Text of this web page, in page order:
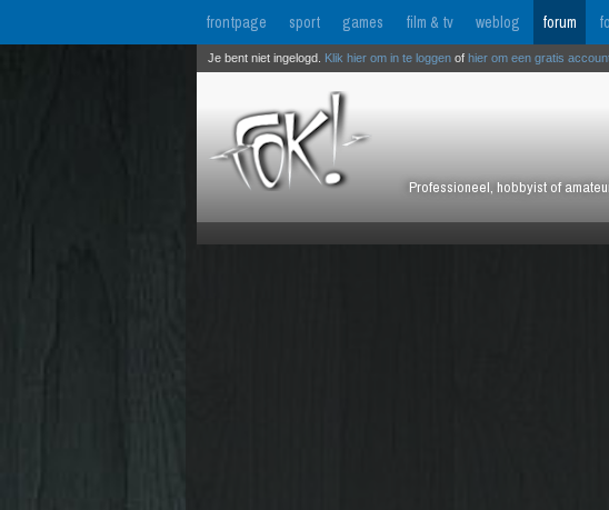
frontpage sport games film & tv weblog forum
Professioneel, hobbyist of
Je bent niet ingelogd. Klik hier om in te loggen of hier om een gratis